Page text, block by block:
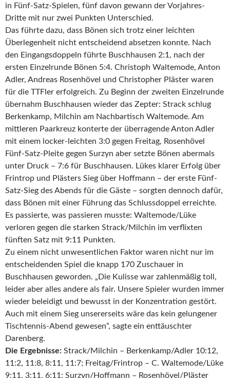
in Fünf-Satz-Spielen, fünf davon gewann der Vorjahres-
Dritte mit nur zwei Punkten Unterschied.
Das führte dazu, dass Bönen sich trotz einer leichten
Überlegenheit nicht entscheidend absetzen konnte. Nach
den Eingangsdoppeln führte Buschhausen 2:1, nach der
ersten Einzelrunde Bönen 5:4. Christoph Waltemode, Anton
Adler, Andreas Rosenhövel und Christopher Pläster waren
für die TTFler erfolgreich. Zu Beginn der zweiten Einzelrunde
übernahm Buschhausen wieder das Zepter: Strack schlug
Berkenkamp, Milchin am Nachbartisch Waltemode. Am
mittleren Paarkreuz konterte der überragende Anton Adler
mit einem locker-leichten 3:0 gegen Freitag, Rosenhövel
Fünf-Satz-Pleite gegen Surzyn aber setzte Bönen abermals
unter Druck – 7:6 für Buschhausen. Lükes klarer Erfolg über
Frintrop und Plästers Sieg über Hoffmann – der erste Fünf-
Satz-Sieg des Abends für die Gäste – sorgten dennoch dafür,
dass Bönen mit einer Führung das Schlussdoppel erreichte.
Es passierte, was passieren musste: Waltemode/Lüke
verloren gegen die starken Strack/Milchin im verflixten
fünften Satz mit 9:11 Punkten.
Zu einem nicht unwesentlichen Faktor waren nicht nur im
entscheidenden Spiel die knapp 170 Zuschauer in
Buschhausen geworden. „Die Kulisse war zahlenmäßig toll,
leider aber alles andere als fair. Unsere Spieler wurden immer
wieder beleidigt und bewusst in der Konzentration gestört.
Auch mit einem Sieg unsererseits wäre das kein gelungener
Tischtennis-Abend gewesen“, sagte ein enttäuschter
Darenberg.
Die Ergebnisse: Strack/Milchin – Berkenkamp/Adler 10:12,
11:2, 11:8, 8:11, 11:7; Freitag/Frintrop – C. Waltemode/Lüke
9:11, 3:11, 6:11; Surzyn/Hoffmann – Rosenhövel/Pläster